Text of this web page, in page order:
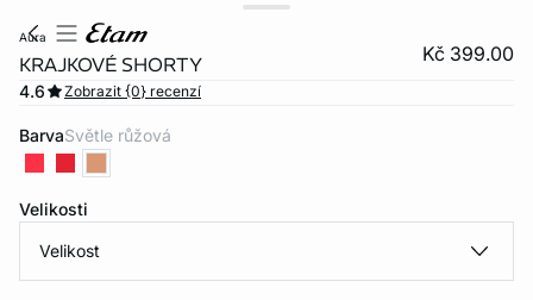
aura
KRAJKOVÉ SHORTY Kč 399.00
4.6 Zobrazit {0} recenzí
Barva světle růžová
Velikosti
Velikost